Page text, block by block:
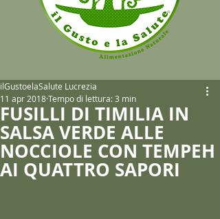
FUSILLI DI TIMILIA IN
SALSA VERDE ALLE
NOCCIOLE CON TEMPEH
AI QUATTRO SAPORI
ilGustoelaSalute Lucrezia
11 apr 2018Tempo di lettura: 3 min